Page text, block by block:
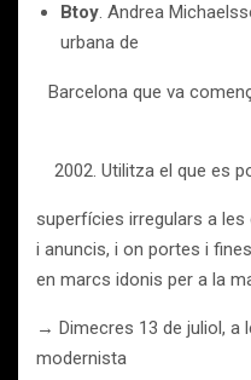
Btoy. Andrea
urbana de
Barcelona que va
2002. Utilitza el que es
superfícies irregulars a les
i anuncis, i on portes i
en marcs idonis per a la
→ Dimecres 13 de juliol, a
modernista